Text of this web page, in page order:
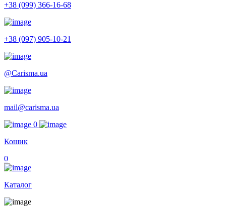
+38 (099) 366-16-68
+38 (097) 905-10-21
@Carisma.ua
mail@carisma.ua
0
Кошик
0
Каталог